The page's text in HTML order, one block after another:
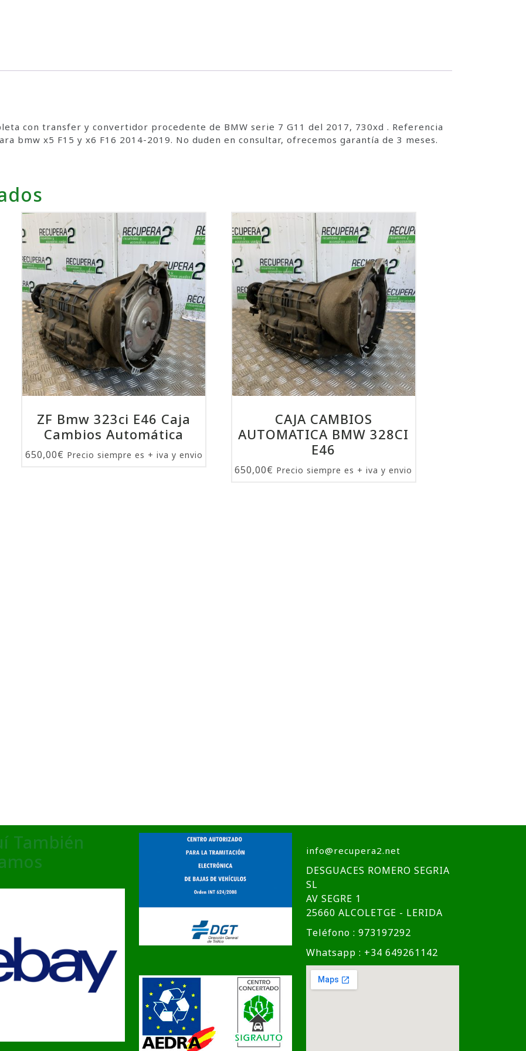
con transfer y convertidor procedente de BMW serie 7 G11 del 2017, 730xd . Referencia
bmw x5 F15 y x6 F16 2014-2019. No duden en consultar, ofrecemos garantía de 3 meses.
ZF Bmw 323ci E46 Caja
Cambios Automática
650,00€ Precio siempre es + iva y envio
CAJA CAMBIOS
AUTOMATICA BMW 328CI
E46
650,00€ Precio siempre es + iva y envio
También
info@recupera2.net
DESGUACES ROMERO SEGRIA
SL
AV SEGRE 1
25660 ALCOLETGE - LERIDA
Teléfono : 973197292
Whatsapp : +34 649261142